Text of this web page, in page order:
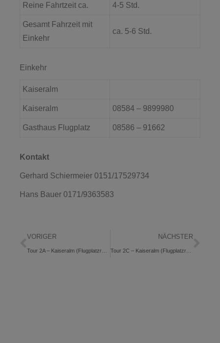
Reine Fahrtzeit ca. 4-5 Std.
Gesamt Fahrzeit mit
Einkehr
ca. 5-6 Std.
Einkehr
Kaiseralm
Kaiseralm 08584 – 9899980
Gasthaus Flugplatz 08586 – 91662
Kontakt
Gerhard Schiermeier 0151/17529734
Hans Bauer 0171/9363583
VORIGER NÄCHSTER
Tour 2C – Kaiseralm (Flugplatzrunde) – über Krinning – Jahrdorf